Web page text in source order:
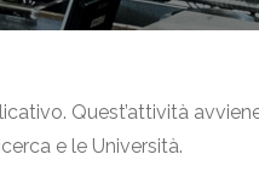
Quest’attività
e le Università.